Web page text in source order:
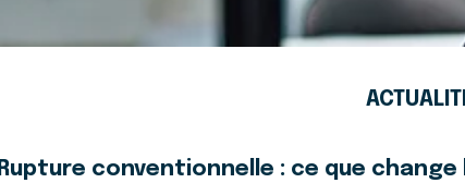
Rupture conventionnelle : ce que